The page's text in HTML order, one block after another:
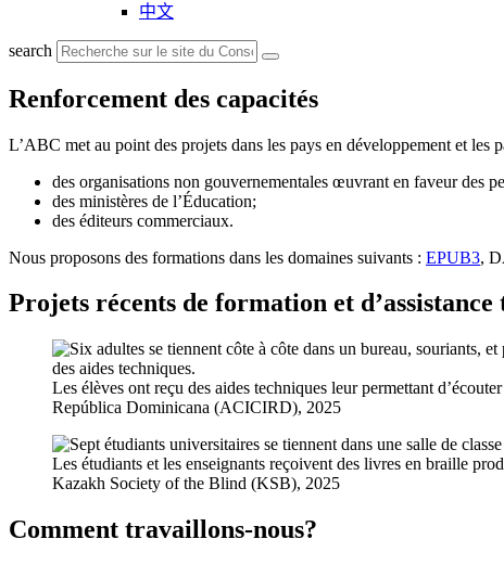
中文
search
Renforcement des capacités
L’ABC met au point des projets dans les pays en développement et les
des organisations non gouvernementales œuvrant en faveur des
des ministères de l’Éducation;
des éditeurs commerciaux.
Nous proposons des formations dans les domaines suivants : EPUB3,
Projets récents de formation et d’assistance
Les élèves ont reçu des aides techniques leur permettant
República Dominicana (ACICIRD), 2025
Les étudiants et les enseignants reçoivent des livres en braille
Kazakh Society of the Blind (KSB), 2025
Comment travaillons-nous?